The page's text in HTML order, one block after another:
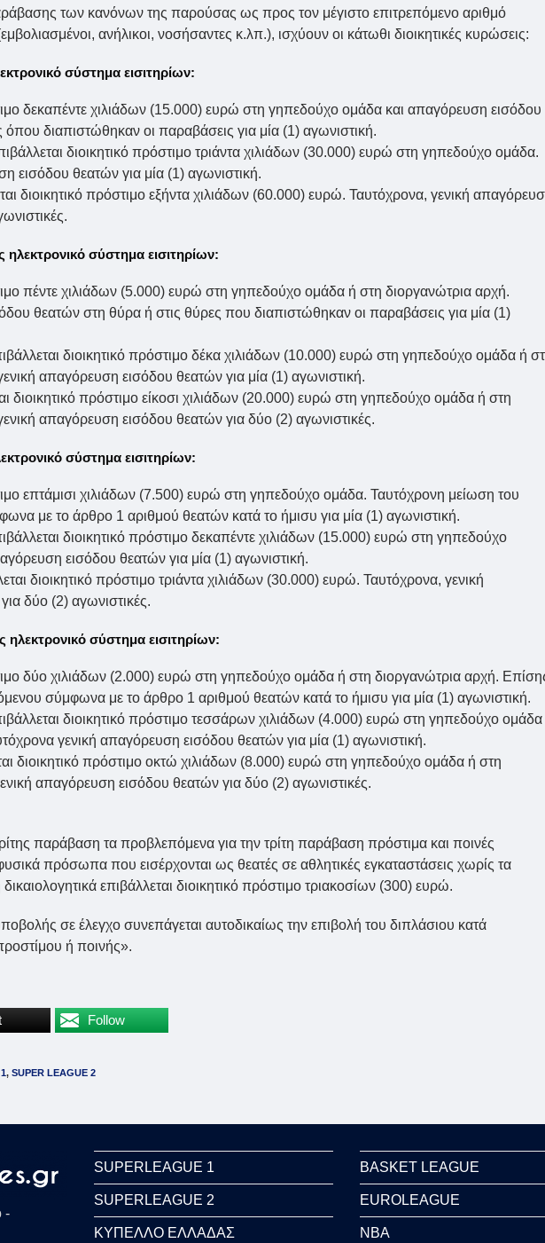
των κανόνων της παρούσας ως προς τον μέγιστο επιτρεπόμενο αριθμό
ανήλικοι, νοσήσαντες κ.λπ.), ισχύουν οι κάτωθι διοικητικές κυρώσεις:
σύστημα εισιτηρίων:
δεκαπέντε χιλιάδων (15.000) ευρώ στη γηπεδούχο ομάδα και απαγόρευση εισόδου
διαπιστώθηκαν οι παραβάσεις για μία (1) αγωνιστική.
διοικητικό πρόστιμο τριάντα χιλιάδων (30.000) ευρώ στη γηπεδούχο ομάδα.
εισόδου θεατών για μία (1) αγωνιστική.
διοικητικό πρόστιμο εξήντα χιλιάδων (60.000) ευρώ. Ταυτόχρονα, γενική
ηλεκτρονικό σύστημα εισιτηρίων:
πέντε χιλιάδων (5.000) ευρώ στη γηπεδούχο ομάδα ή στη διοργανώτρια αρχή.
θεατών στη θύρα ή στις θύρες που διαπιστώθηκαν οι παραβάσεις για μία (1)
διοικητικό πρόστιμο δέκα χιλιάδων (10.000) ευρώ στη γηπεδούχο ομάδα ή
απαγόρευση εισόδου θεατών για μία (1) αγωνιστική.
διοικητικό πρόστιμο είκοσι χιλιάδων (20.000) ευρώ στη γηπεδούχο ομάδα ή στη
απαγόρευση εισόδου θεατών για δύο (2) αγωνιστικές.
σύστημα εισιτηρίων:
επτάμισι χιλιάδων (7.500) ευρώ στη γηπεδούχο ομάδα. Ταυτόχρονη μείωση του
με το άρθρο 1 αριθμού θεατών κατά το ήμισυ για μία (1) αγωνιστική.
διοικητικό πρόστιμο δεκαπέντε χιλιάδων (15.000) ευρώ στη γηπεδούχο
εισόδου θεατών για μία (1) αγωνιστική.
διοικητικό πρόστιμο τριάντα χιλιάδων (30.000) ευρώ. Ταυτόχρονα, γενική
δύο (2) αγωνιστικές.
ηλεκτρονικό σύστημα εισιτηρίων:
δύο χιλιάδων (2.000) ευρώ στη γηπεδούχο ομάδα ή στη διοργανώτρια αρχή.
σύμφωνα με το άρθρο 1 αριθμού θεατών κατά το ήμισυ για μία (1) αγωνιστική.
διοικητικό πρόστιμο τεσσάρων χιλιάδων (4.000) ευρώ στη γηπεδούχο ομάδα
γενική απαγόρευση εισόδου θεατών για μία (1) αγωνιστική.
διοικητικό πρόστιμο οκτώ χιλιάδων (8.000) ευρώ στη γηπεδούχο ομάδα ή στη
απαγόρευση εισόδου θεατών για δύο (2) αγωνιστικές.
παράβαση τα προβλεπόμενα για την τρίτη παράβαση πρόστιμα και ποινές
πρόσωπα που εισέρχονται ως θεατές σε αθλητικές εγκαταστάσεις χωρίς τα
επιβάλλεται διοικητικό πρόστιμο τριακοσίων (300) ευρώ.
σε έλεγχο συνεπάγεται αυτοδικαίως την επιβολή του διπλάσιου κατά
ή ποινής».
Follow
, SUPER LEAGUE 2
-
SUPERLEAGUE 1
SUPERLEAGUE 2
ΚΥΠΕΛΛΟ ΕΛΛΑΔΑΣ
BASKET LEAGUE
EUROLEAGUE
NBA